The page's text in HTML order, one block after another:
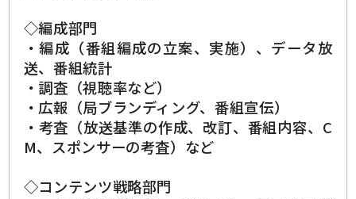
◇編成部門
・編成（番組編成の立案、実施）、データ放
送、番組統計
・調査（視聴率など）
・広報（局ブランディング、番組宣伝）
・考査（放送基準の作成、改訂、番組内容、C
M、スポンサーの考査）など
◇コンテンツ戦略部門